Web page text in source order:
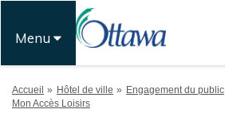
Menu
Vous êtes ici:
Accueil Hôtel de ville Engagement du public
Mon Accès Loisirs